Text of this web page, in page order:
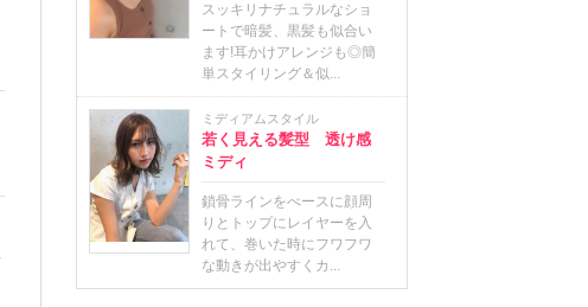
スッキリナチュラルなショ
ートで暗髪、黒髪も似合い
ます!耳かけアレンジも◎簡
単スタイリング＆似...
ミディアムスタイル
若く見える髪型 透け感
ミディ
鎖骨ラインをべースに顔周
りとトップにレイヤーを入
れて、巻いた時にフワフワ
な動きが出やすくカ...